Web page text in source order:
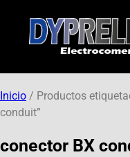
Inicio / Productos
conduit”
conector BX